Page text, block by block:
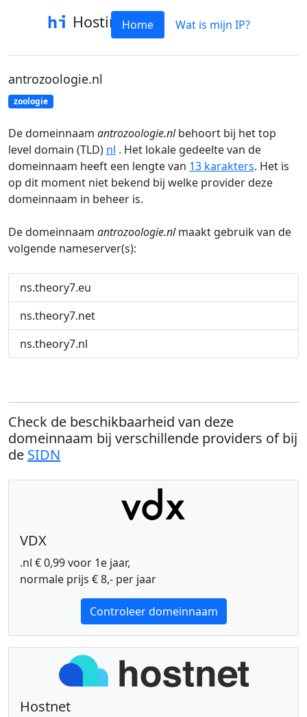
HostinfoHome Wat is mijn IP?
antrozoologie.nl
zoologie
De domeinnaam antrozoologie.nlbehoort bij het top
level domain (TLD) nl . Het lokale gedeelte van de
domeinnaam heeft een lengte van 13 karakters. Het is
op dit moment niet bekend bij welke provider deze
domeinnaam in beheer is.
De domeinnaam antrozoologie.nlmaakt gebruik van de
volgende nameserver(s):
ns.theory7.eu
ns.theory7.net
ns.theory7.nl
Check de beschikbaarheid van deze
domeinnaam bij verschillende providers of bij
de SIDN
VDX
.nl € 0,99 voor 1e jaar,
normale prijs € 8,- per jaar
Controleer domeinnaam
Hostnet